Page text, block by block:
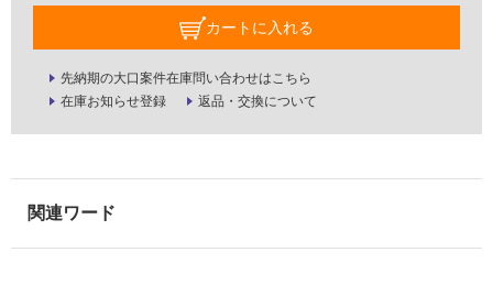
カートに入れる
先納期の大口案件在庫問い合わせはこちら
在庫お知らせ登録
返品・交換について
屋
外